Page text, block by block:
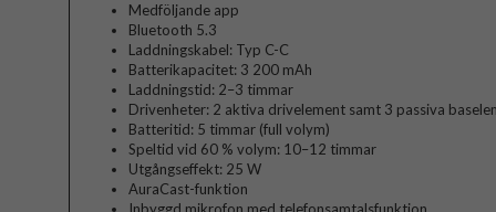
Medföljande app
Bluetooth 5.3
Laddningskabel: Typ C-C
Batterikapacitet: 3 200 mAh
Laddningstid: 2–3 timmar
Drivenheter: 2 aktiva drivelement samt 3 passiva
Batteritid: 5 timmar (full volym)
Speltid vid 60 % volym: 10–12 timmar
Utgångseffekt: 25 W
AuraCast-funktion